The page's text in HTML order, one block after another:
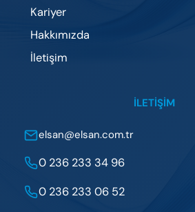
Kariyer
Hakkımızda
İletişim
İLETIŞIM
elsan@elsan.com.tr
0 236 233 34 96
0 236 233 06 52